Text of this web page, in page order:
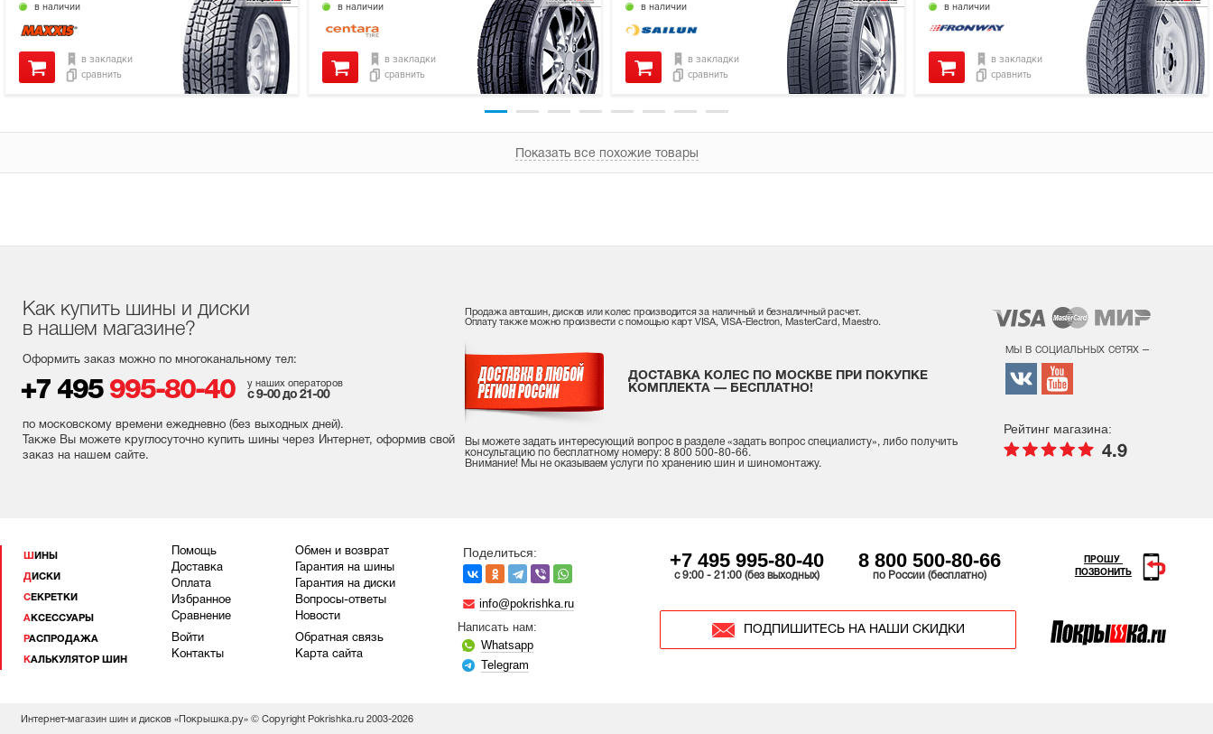
в наличии
в закладки
сравнить
в наличии
в закладки
сравнить
в наличии
в закладки
сравнить
в наличии
в закладки
сравнить
Показать все похожие товары
Как купить шины и диски
в нашем магазине?
Оформить заказ можно по многоканальному тел:
+7 495 995-80-40 у наших операторов
с 9-00 до 21-00
по московскому времени ежедневно (без выходных дней).
Также Вы можете круглосуточно купить шины через Интернет, оформив свой
заказ на нашем сайте.
Продажа автошин, дисков или колес производится за наличный и безналичный расчет.
Оплату также можно произвести с помощью карт VISA, VISA-Electron, MasterCard, Maestro.
ДОСТАВКА КОЛЕС ПО МОСКВЕ ПРИ ПОКУПКЕ
КОМПЛЕКТА — БЕСПЛАТНО!
Вы можете задать интересующий вопрос в разделе «задать вопрос специалисту», либо получить
консультацию по бесплатному номеру: 8 800 500-80-66.
Внимание! Мы не оказываем услуги по хранению шин и шиномонтажу.
мы в социальных сетях –
Рейтинг магазина:
4.9
ШИНЫ
ДИСКИ
СЕКРЕТКИ
АКСЕССУАРЫ
РАСПРОДАЖА
КАЛЬКУЛЯТОР ШИН
Помощь
Доставка
Оплата
Избранное
Сравнение
Войти
Контакты
Обмен и возврат
Гарантия на шины
Гарантия на диски
Вопросы-ответы
Новости
Обратная связь
Карта сайта
Поделиться:
info@pokrishka.ru
Написать нам:
Whatsapp
Telegram
+7 495 995-80-40
c 9:00 - 21:00 (без выходных)
8 800 500-80-66
по России (бесплатно)
ПОДПИШИТЕСЬ НА НАШИ СКИДКИ
ПРОШУ
ПОЗВОНИТЬ
Интернет-магазин шин и дисков «Покрышка.ру» © Copyright Pokrishka.ru 2003-2026